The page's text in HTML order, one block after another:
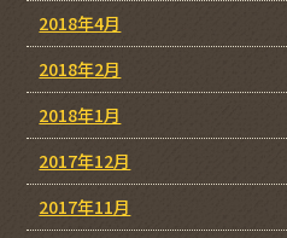
2018年4月
2018年2月
2018年1月
2017年12月
2017年11月